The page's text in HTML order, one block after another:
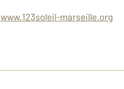
www.123soleil-marseille.org